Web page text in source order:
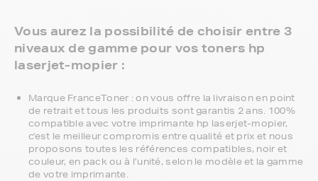
Vous aurez la possibilité de choisir entre 3
niveaux de gamme pour vos toners hp
laserjet-mopier :
Marque FranceToner : on vous offre la livraison en point
de retrait et tous les produits sont garantis 2 ans. 100%
compatible avec votre imprimante hp laserjet-mopier,
c'est le meilleur compromis entre qualité et prix et nous
proposons toutes les références compatibles, noir et
couleur, en pack ou à l’unité, selon le modèle et la gamme
de votre imprimante.